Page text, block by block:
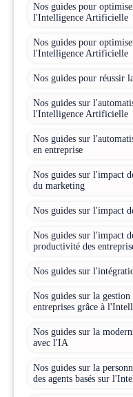
Nos guides pour
l'Intelligence Artificielle
Nos guides pour
l'Intelligence Artificielle
Nos guides pour réussir
Nos guides sur
l'Intelligence Artificielle
Nos guides sur
en entreprise
Nos guides sur l'impact
du marketing
Nos guides sur l'impact
Nos guides sur l'impact
productivité des
Nos guides sur
Nos guides sur la
entreprises grâce à
Nos guides sur la
avec l'IA
Nos guides sur la
des agents basés sur